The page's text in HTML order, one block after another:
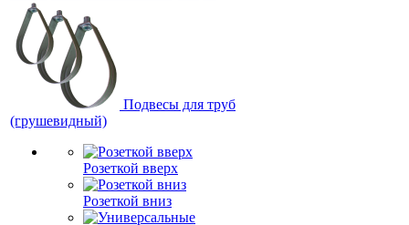
Подвесы для труб
(грушевидный)
Розеткой вверх
Розеткой вниз